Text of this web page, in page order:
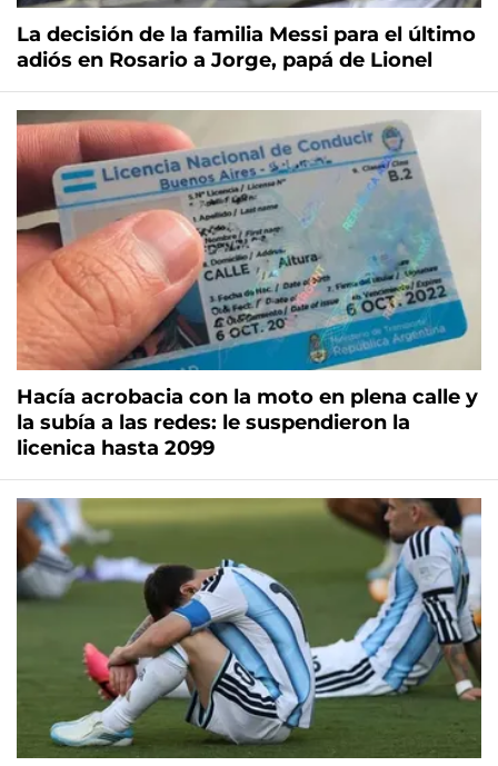
La decisión de la familia Messi para el último
adiós en Rosario a Jorge, papá de Lionel
Hacía acrobacia con la moto en plena calle y
la subía a las redes: le suspendieron la
licenica hasta 2099